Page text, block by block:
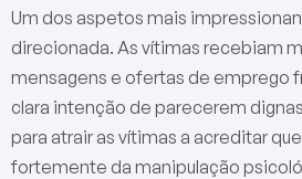
Um dos aspetos mais
direcionada. As vítimas recebiam
mensagens e ofertas de emprego
clara intenção de parecerem
para atrair as vítimas a acreditar
fortemente da manipulação